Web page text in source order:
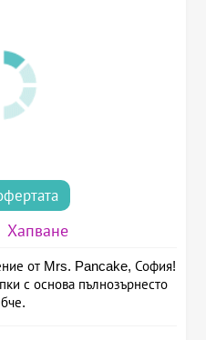
Хапване
от Mrs. Pancake, София!
с основа пълнозърнесто